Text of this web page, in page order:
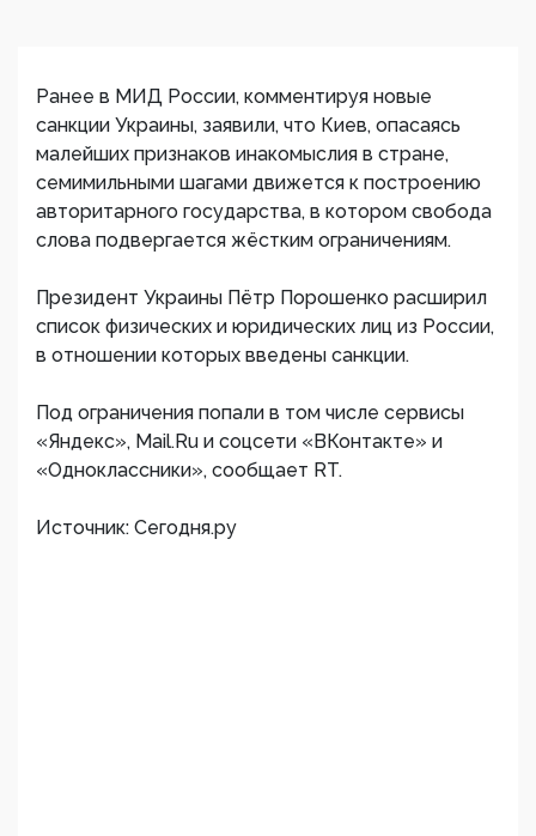
Ранее в МИД России, комментируя новые
санкции Украины, заявили, что Киев, опасаясь
малейших признаков инакомыслия в стране,
семимильными шагами движется к построению
авторитарного государства, в котором свобода
слова подвергается жёстким ограничениям.
Президент Украины Пётр Порошенко расширил
список физических и юридических лиц из России,
в отношении которых введены санкции.
Под ограничения попали в том числе сервисы
«Яндекс», Mail.Ru и соцсети «ВКонтакте» и
«Одноклассники», сообщает RT.
Источник: Сегодня.ру